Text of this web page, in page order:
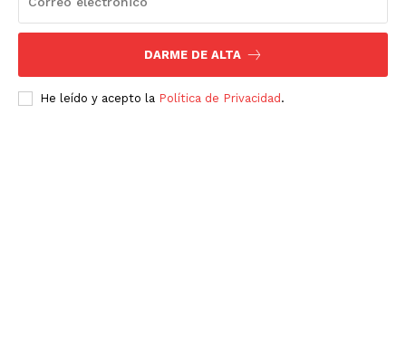
DARME DE ALTA
He leído y acepto la Política de Privacidad .